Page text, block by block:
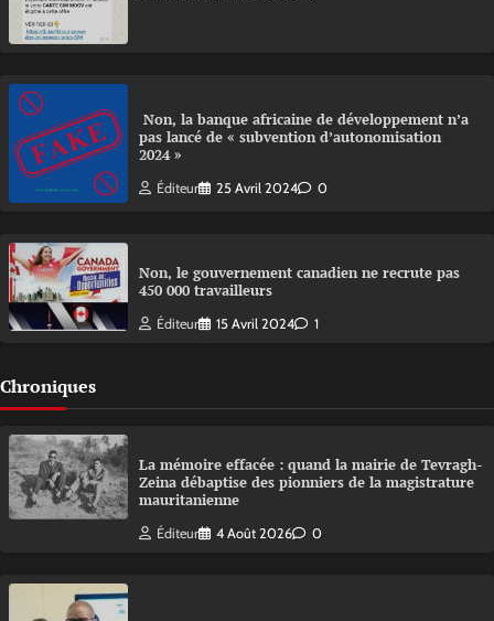
Non, la banque africaine de développement n’a
pas lancé de « subvention d’autonomisation
2024 »
Éditeur 25 Avril 2024 0
Non, le gouvernement canadien ne recrute pas
450 000 travailleurs
Éditeur 15 Avril 2024 1
Chroniques
La mémoire effacée : quand la mairie de Tevragh-
Zeina débaptise des pionniers de la magistrature
mauritanienne
Éditeur 4 Août 2026 0